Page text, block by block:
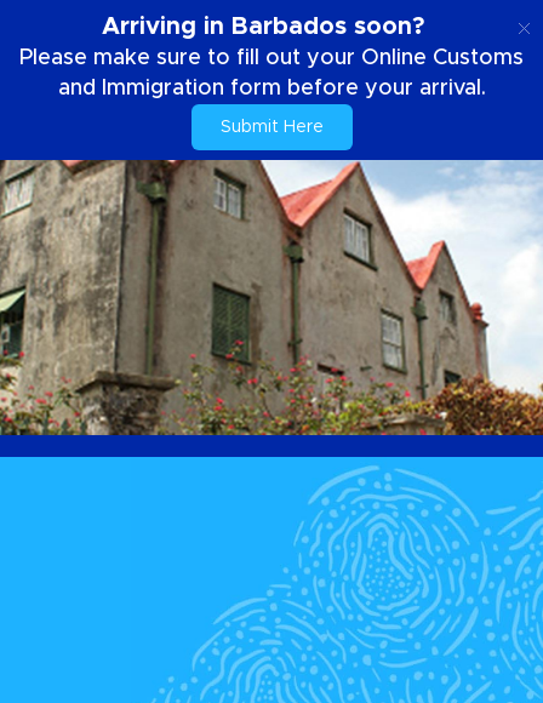
Arriving in Barbados soon?
Please make sure to fill out your Online Customs
and Immigration form before your arrival.
Submit Here